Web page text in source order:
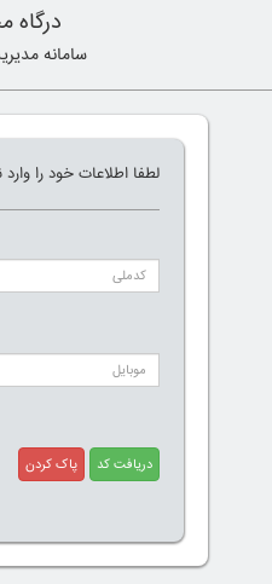
درگاه
سامانه
لطفا اطلاعات خود را وارد